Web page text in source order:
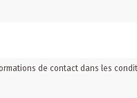
de contact dans les